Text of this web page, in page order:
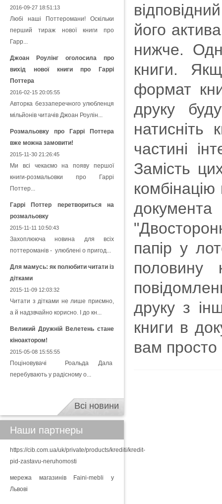
його
нижче.
книги.
формат
друку
натисніть
частині
Замість
документа
папір у
половину
друку з
книги в
вам просто
2016-09-27 18:51:13
Любі наші Поттеромани! Оскільки
перший тираж нової книги про
Гарр...
Джоан Роулінг оголосила про
вихід нової книги про Гаррі
Поттера
2016-02-15 20:05:55
Авторка беззаперечного улюбленця
мільйонів читачів Джоан Роулін...
Розмальовку про Гаррі Поттера
вже можна замовити!
2015-11-30 21:26:45
Ми всі чекаємо на появу першої
книги-розмальовки про Гаррі
Поттер...
Гаррі Поттер перетвориться на
розмальовку
2015-11-11 10:50:43
Захоплююча новина для всіх
поттероманів - улюблені о пригод...
Для мамусь: як полюбити читати із
дітками
2015-11-09 12:03:32
Читати з дітками не лише приємно,
а й надзвчайно корисно. І до кн...
Великий Дружній Велетень стане
кіноактором!
2015-05-08 15:55:55
Поціновувачі Роальда Дала
перебувають у радісному о...
Всі новини
Наши партнеры
https://cib.com.ua/uk/private/products/krediti/kredit-
pid-zastavu-neruhomosti
мережа магазинів Faini-mebli у
Львові